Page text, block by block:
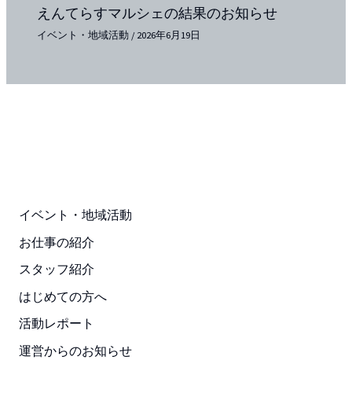
えんてらすマルシェの結果のお知らせ
イベント・地域活動 /2026年6月19日
イベント・地域活動
お仕事の紹介
スタッフ紹介
はじめての方へ
活動レポート
運営からのお知らせ